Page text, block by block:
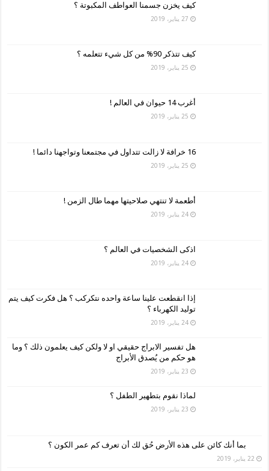
كيف يخزن جسمنا العواطف المكبوتة ؟
27 يناير، 2019
كيف تتذكر 90% من كل شيء تتعلمه ؟
25 يناير، 2019
أغرب 14 حيوان في العالم !
25 يناير، 2019
16 خرافة لا زالت تتداول في مجتمعنا وتواجهنا دائما !
25 يناير، 2019
أطعمة لا تنتهي صلاحيتها مهما طال الزمن !
24 يناير، 2019
اذكى الشخصيات في العالم ؟
24 يناير، 2019
إذا انقطعت علينا ساعة واحده نتكركب ؟ هل فكرت كيف يتم
توليد الكهرباء ؟
24 يناير، 2019
هل تفسير الابراج حقيقي او لا ولكن كيف يعلمون ذلك ؟ وما
هو حكم من يُصدق الأبراج
23 يناير، 2019
لماذا نقوم بتطهير الطفل ؟
23 يناير، 2019
بما أنك كائن على هذه الأرض حُق لك أن تعرف كم عمر الكون ؟
22 يناير، 2019